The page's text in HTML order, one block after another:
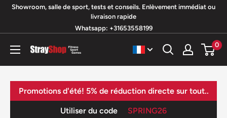
Passer
contenu
Showroom, salle de sport, tests et conseils. Enlèvement immédiat ou
livraison rapide
Whatsapp: +31653558199
StrayShop
B.V.
0
Promotions d'été! 5% de réduction directe sur tout..
Utiliser du code SPRING26